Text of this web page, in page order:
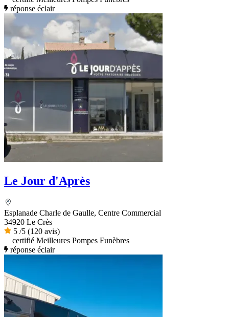
réponse éclair
Le Jour d'Après
Esplanade Charle de Gaulle, Centre Commercial
34920 Le Crès
5 /5 (120 avis)
certifié Meilleures Pompes Funèbres
réponse éclair